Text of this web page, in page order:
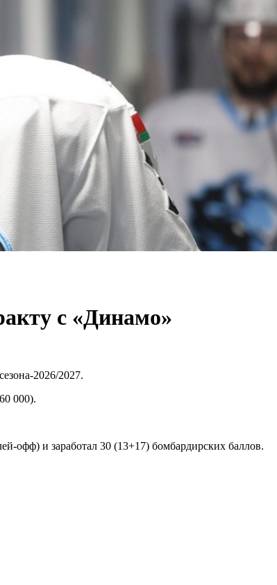
с «Динамо»
2026/2027.
000).
офф) и заработал 30 (13+17) бомбардирских баллов.